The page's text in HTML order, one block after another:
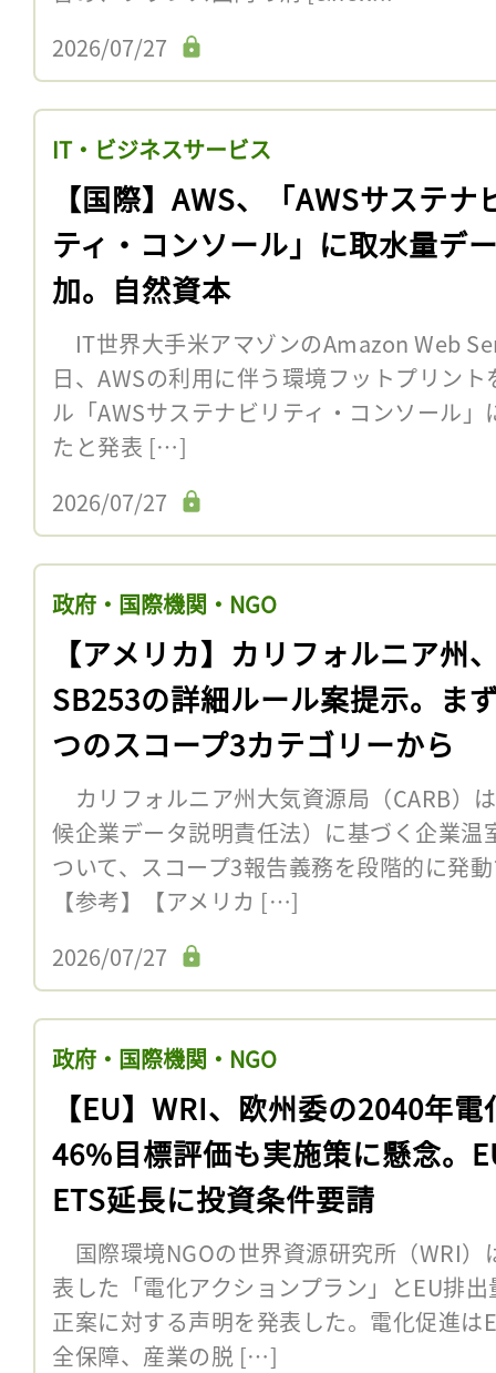
2026/07/27
IT・ビジネスサービス
【国際】AWS、「AWSサステナ
ティ・コンソール」に取水量デ
加。自然資本
IT世界大手米アマゾンのAmazon Web
日、AWSの利用に伴う環境フットプリン
ル「AWSサステナビリティ・コンソール
たと発表 […]
2026/07/27
政府・国際機関・NGO
【アメリカ】カリフォルニア州
SB253の詳細ルール案提示。ま
つのスコープ3カテゴリーから
カリフォルニア州大気資源局（CARB）
候企業データ説明責任法）に基づく企業温
ついて、スコープ3報告義務を段階的に発
【参考】【アメリカ […]
2026/07/27
政府・国際機関・NGO
【EU】WRI、欧州委の2040年電
46%目標評価も実施策に懸念。
ETS延長に投資条件要請
国際環境NGOの世界資源研究所（WRI）
表した「電化アクションプラン」とEU排
正案に対する声明を発表した。電化促進は
全保障、産業の脱 […]